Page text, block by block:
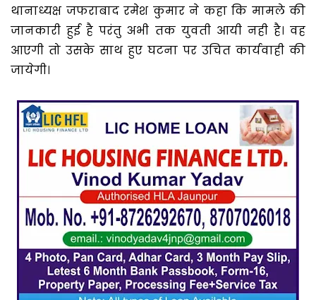
थानाध्यक्ष जफराबाद रमेश कुमार ने कहा कि मामले की
जानकारी हुई है परंतु अभी तक युवती आयी नही है। वह
आएगी तो उसके साथ हुए घटना पर उचित कार्यवाही की
जायेगी।